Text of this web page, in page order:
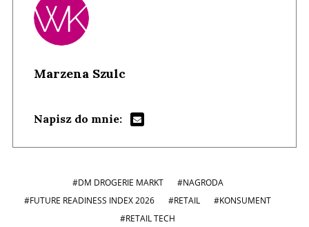
Marzena Szulc
Napisz do mnie:
#DM DROGERIE MARKT
#NAGRODA
#FUTURE READINESS INDEX 2026
#RETAIL
#KONSUMENT
#RETAIL TECH